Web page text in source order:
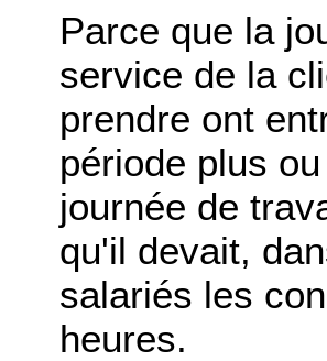
Parce que la
service de la
prendre ont
période plus
journée de
qu'il devait,
salariés les
heures.